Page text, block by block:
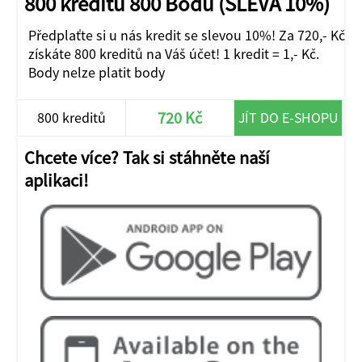
Předplaťte si u nás kredit se slevou 10%! Za 720,- Kč
získáte 800 kreditů na Váš účet! 1 kredit = 1,- Kč.
Body nelze platit body
800 kreditů 720 Kč JÍT DO E-SHOPU
Chcete více? Tak si stáhněte naší
aplikaci!